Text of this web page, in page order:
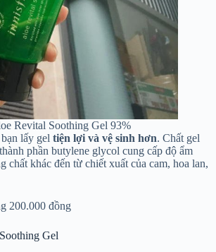
Revital Soothing Gel 93%
lấy gel tiện lợi và vệ sinh hơn. Chất gel
phần butylene glycol cung cấp độ ẩm
chất khác đến từ chiết xuất của cam, hoa lan,
200.000 đồng
Gel